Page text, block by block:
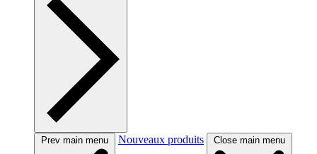
Prev main menu Nouveaux produits Close main menu